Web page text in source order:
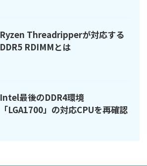
Ryzen Threadripperが対応する
DDR5 RDIMMとは
Intel最後のDDR4環境
「LGA1700」の対応CPUを再確認